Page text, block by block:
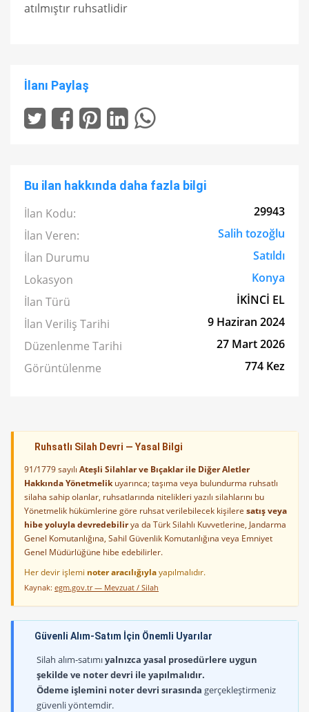
atılmıştır ruhsatlidir
İlanı Paylaş
Bu ilan hakkında daha fazla bilgi
İlan Kodu:
29943
İlan Veren:
Salih tozoğlu
İlan Durumu
Satıldı
Lokasyon
Konya
İlan Türü
İKİNCİ EL
İlan Veriliş Tarihi
9 Haziran 2024
Düzenlenme Tarihi
27 Mart 2026
Görüntülenme
774 Kez
Ruhsatlı Silah Devri — Yasal Bilgi
91/1779 sayılı Ateşli Silahlar ve Bıçaklar ile Diğer Aletler
Hakkında Yönetmelikuyarınca; taşıma veya bulundurma ruhsatlı
silaha sahip olanlar, ruhsatlarında nitelikleri yazılı silahlarını bu
Yönetmelik hükümlerine göre ruhsat verilebilecek kişilere satış veya
hibe yoluyla devredebilirya da Türk Silahlı Kuvvetlerine, Jandarma
Genel Komutanlığına, Sahil Güvenlik Komutanlığına veya Emniyet
Genel Müdürlüğüne hibe edebilirler.
Her devir işlemi noter aracılığıylayapılmalıdır.
Kaynak: egm.gov.tr — Mevzuat / Silah
Güvenli Alım-Satım İçin Önemli Uyarılar
Silah alım-satımıyalnızca yasal prosedürlere uygun
şekilde ve noter devri ile yapılmalıdır.
Ödeme işlemini noter devri sırasında gerçekleştirmeniz
güvenli yöntemdir.